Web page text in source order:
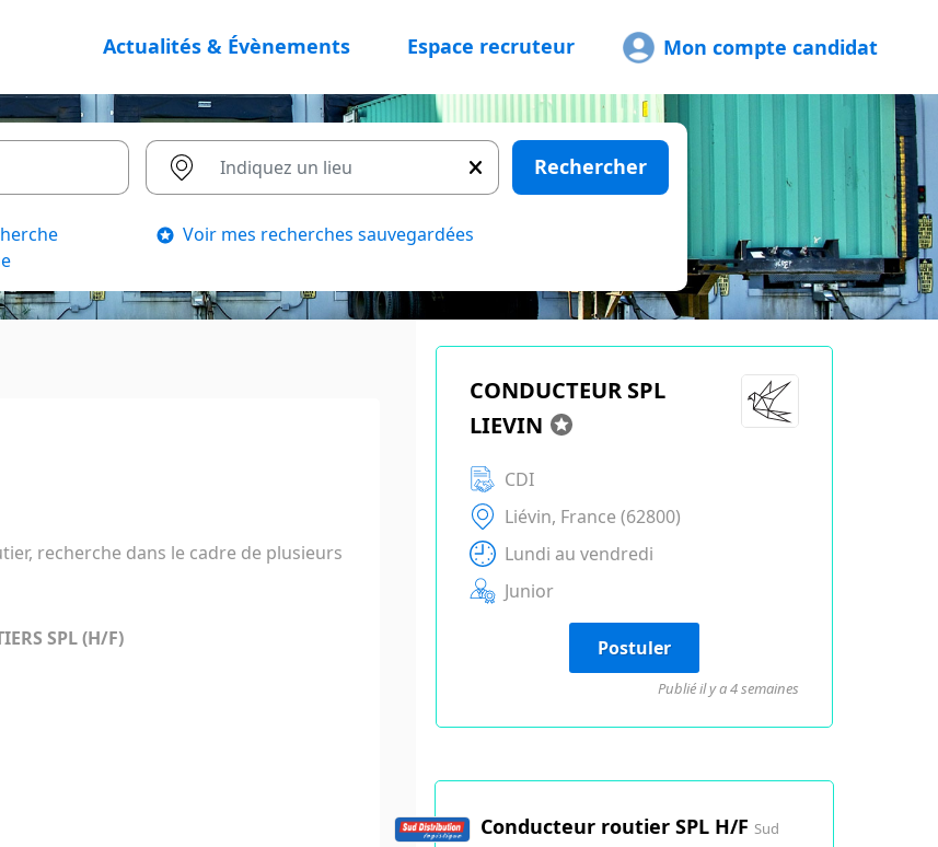
Actualités & Évènements Espace recruteur Mon compte candidat
Rechercher
Voir mes recherches sauvegardées
recherche dans le cadre de plusieurs
SPL (H/F)
CONDUCTEUR SPL
LIEVIN
CDI
Liévin, France (62800)
Lundi au vendredi
Junior
Postuler
Publié il y a 4 semaines
Conducteur routier SPL H/F Sud